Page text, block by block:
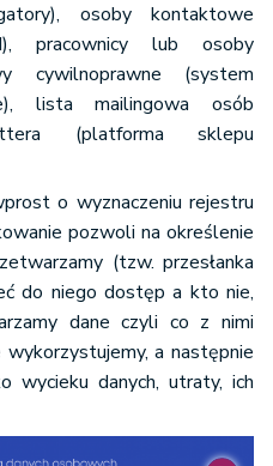
osoby kontaktowe
pracownicy lub osoby
cywilnoprawne (system
lista mailingowa osób
(platforma sklepu
o wyznaczeniu rejestru
pozwoli na określenie
(tzw. przesłanka
do niego dostęp a kto nie,
dane czyli co z nimi
wykorzystujemy, a następnie
wycieku danych, utraty, ich